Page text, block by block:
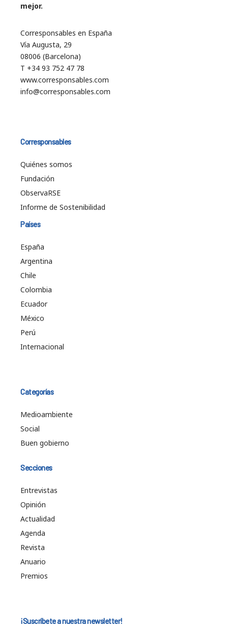
mejor.
Corresponsables en España
Vía Augusta, 29
08006 (Barcelona)
T +34 93 752 47 78
www.corresponsables.com
info@corresponsables.com
Corresponsables
Quiénes somos
Fundación
ObservaRSE
Informe de Sostenibilidad
Países
España
Argentina
Chile
Colombia
Ecuador
México
Perú
Internacional
Categorías
Medioambiente
Social
Buen gobierno
Secciones
Entrevistas
Opinión
Actualidad
Agenda
Revista
Anuario
Premios
¡Suscríbete a nuestra newsletter!